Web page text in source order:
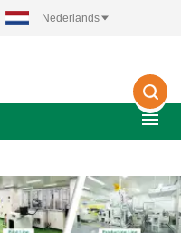
Nederlands